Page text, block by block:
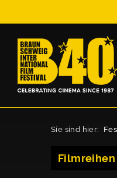
Sie sind hier:
Filmreihen